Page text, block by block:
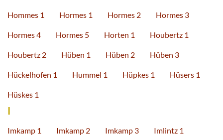
Hommes 1 Hormes 1 Hormes 2 Hormes 3
Hormes 4 Hormes 5 Horten 1 Houbertz 1
Houbertz 2 Hüben 1 Hüben 2 Hüben 3
Hückelhofen 1 Hummel 1 Hüpkes 1 Hüsers 1
Hüskes 1
I
Imkamp 1 Imkamp 2 Imkamp 3 Imlintz 1